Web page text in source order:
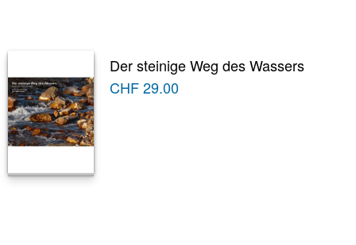
Der steinige Weg des Wassers
CHF29.00